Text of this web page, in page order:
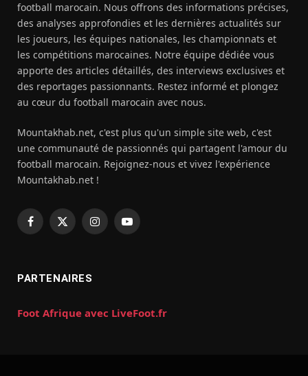
football marocain. Nous offrons des informations précises,
des analyses approfondies et les dernières actualités sur
les joueurs, les équipes nationales, les championnats et
les compétitions marocaines. Notre équipe dédiée vous
apporte des articles détaillés, des interviews exclusives et
des reportages passionnants. Restez informé et plongez
au cœur du football marocain avec nous.
Mountakhab.net, c'est plus qu'un simple site web, c'est
une communauté de passionnés qui partagent l'amour du
football marocain. Rejoignez-nous et vivez l'expérience
Mountakhab.net !
Facebook
X
InstagramYouTube
PARTENAIRES
Foot Afrique avec LiveFoot.fr